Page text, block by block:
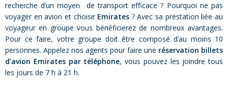
recherche d’un moyen de transport efficace ? Pourquoi ne pas
voyager en avion et choisir Emirates ? Avec sa prestation liée au
voyageur en groupe vous bénéficierez de nombreux avantages.
Pour ce faire, votre groupe doit être composé d’au moins 10
personnes. Appelez nos agents pour faire une réservation billets
d’avion Emirates par téléphone, vous pouvez les joindre tous
les jours de 7 h à 21 h.